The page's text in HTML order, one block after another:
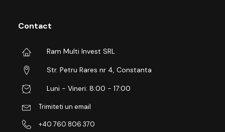
Contact
Ram Multi Invest SRL
Str. Petru Rares nr 4, Constanta
Luni - Vineri: 8:00 - 17:00
Trimiteti un email
+40 760 806 370